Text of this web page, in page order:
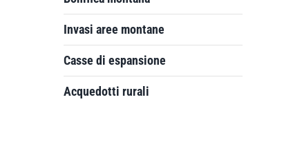
Invasi aree montane
Casse di espansione
Acquedotti rurali